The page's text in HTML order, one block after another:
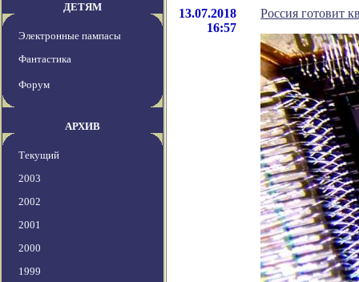
ДЕТЯМ
Электронные пампасы
Фантастика
Форум
АРХИВ
Текущий
2003
2002
2001
2000
1999
13.07.2018
16:57
Россия готовит